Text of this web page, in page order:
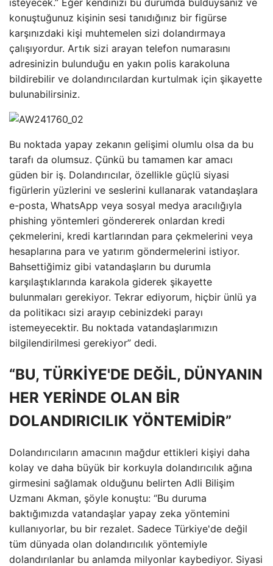
isteyecek.” Eğer kendinizi bu durumda bulduysanız ve
konuştuğunuz kişinin sesi tanıdığınız bir figürse
karşınızdaki kişi muhtemelen sizi dolandırmaya
çalışıyordur. Artık sizi arayan telefon numarasını
adresinizin bulunduğu en yakın polis karakoluna
bildirebilir ve dolandırıcılardan kurtulmak için şikayette
bulunabilirsiniz.
Bu noktada yapay zekanın gelişimi olumlu olsa da bu
tarafı da olumsuz. Çünkü bu tamamen kar amacı
güden bir iş. Dolandırıcılar, özellikle güçlü siyasi
figürlerin yüzlerini ve seslerini kullanarak vatandaşlara
e-posta, WhatsApp veya sosyal medya aracılığıyla
phishing yöntemleri göndererek onlardan kredi
çekmelerini, kredi kartlarından para çekmelerini veya
hesaplarına para ve yatırım göndermelerini istiyor.
Bahsettiğimiz gibi vatandaşların bu durumla
karşılaştıklarında karakola giderek şikayette
bulunmaları gerekiyor. Tekrar ediyorum, hiçbir ünlü ya
da politikacı sizi arayıp cebinizdeki parayı
istemeyecektir. Bu noktada vatandaşlarımızın
bilgilendirilmesi gerekiyor” dedi.
“BU, TÜRKİYE'DE DEĞİL, DÜNYANIN
HER YERİNDE OLAN BİR
DOLANDIRICILIK YÖNTEMİDİR”
Dolandırıcıların amacının mağdur ettikleri kişiyi daha
kolay ve daha büyük bir korkuyla dolandırıcılık ağına
girmesini sağlamak olduğunu belirten Adli Bilişim
Uzmanı Akman, şöyle konuştu: “Bu duruma
baktığımızda vatandaşlar yapay zeka yöntemini
kullanıyorlar, bu bir rezalet. Sadece Türkiye'de değil
tüm dünyada olan dolandırıcılık yöntemiyle
dolandırılanlar bu anlamda milyonlar kaybediyor. Siyasi